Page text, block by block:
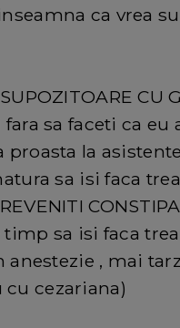
ca vrea
CU
sa faceti ca eu
proasta la
sa isi faca
timp sa isi faca
anestezie , mai
cezariana)